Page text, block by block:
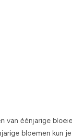
van éénjarige
bloemen kun